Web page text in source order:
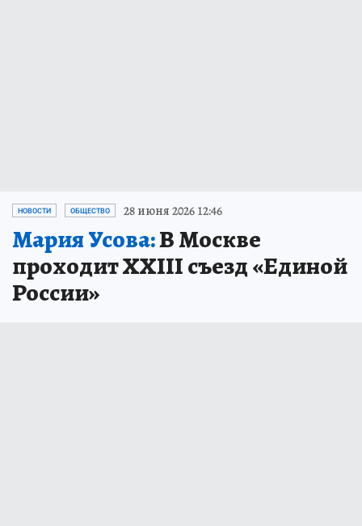
НОВОСТИ ОБЩЕСТВО 28 июня 2026 12:46
Мария Усова:В Москве
проходит XXIII съезд «Единой
России»